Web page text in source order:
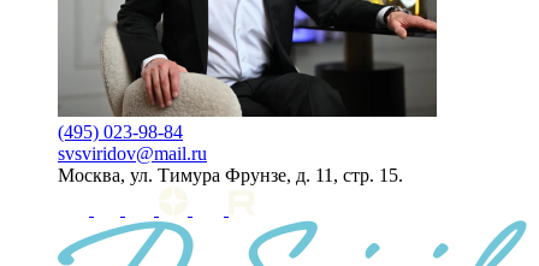
(495) 023-98-84
svsviridov@mail.ru
Москва, ул. Тимура Фрунзе, д. 11, стр. 15.